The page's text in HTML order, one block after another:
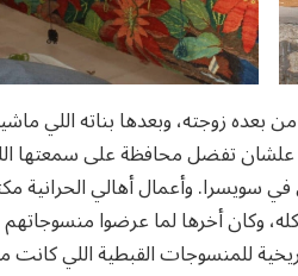
سنة 1974م، وتولى المركز من بعده زوجته، وبعدها
علشان تفضل محافظة على سمعتها
لما شاركوا في معرض في سويسرا. وأعمال أهالي
وكان أخرها لما عرضوا
للمنسوجات القبطية اللي كانت